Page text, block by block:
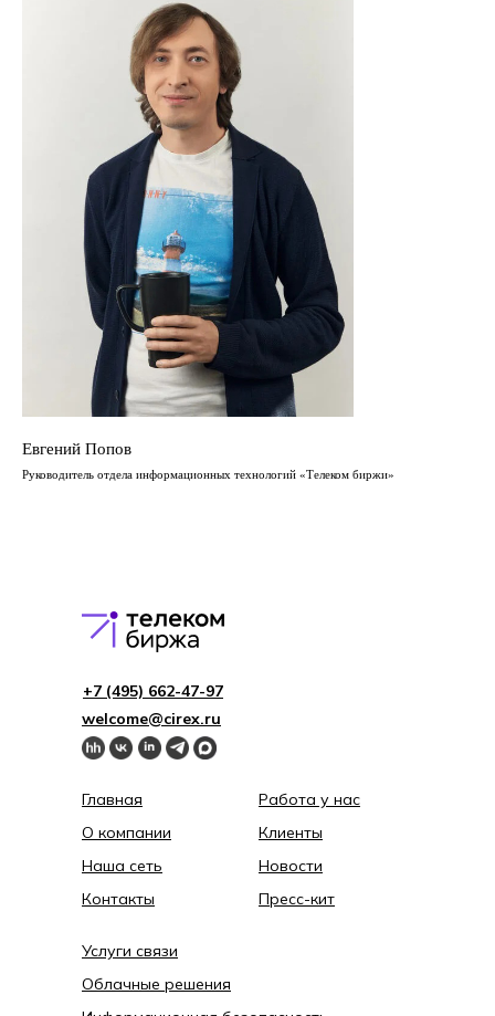
Евгений Попов
Руководитель отдела информационных технологий «Телеком биржи»
Главная
О компании
Наша сеть
Контакты
Работа у нас
Клиенты
Новости
Пресс-кит
welcome@cirex.ru
+7 (495) 662-4 7-97
Услуги связи
Облачные решения